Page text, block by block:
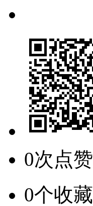
0次点赞
0个收藏